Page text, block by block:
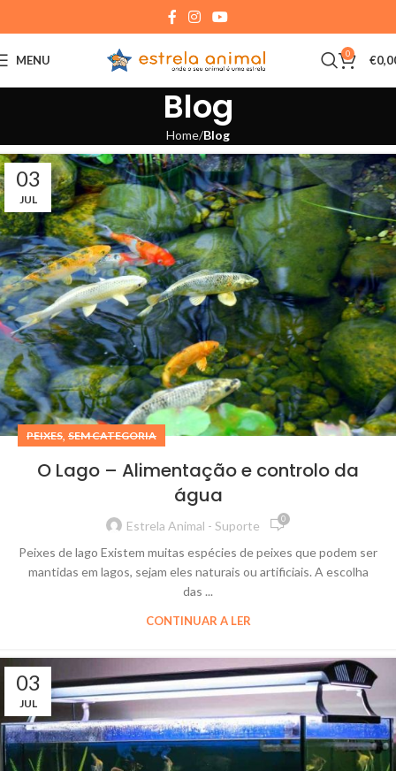
MENU 0 €
Blog
Home Blog
03
JUL
PEIXES, SEM CATEGORIA
O Lago – Alimentação e controlo da
água
Estrela Animal - Suporte 0
Peixes de lago Existem muitas espécies de peixes que podem ser
mantidas em lagos, sejam eles naturais ou artificiais. A escolha
das ...
CONTINUAR A LER
03
JUL